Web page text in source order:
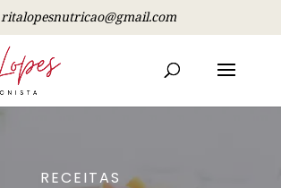
ritalopesnutricao@gmail.com
RECEITAS